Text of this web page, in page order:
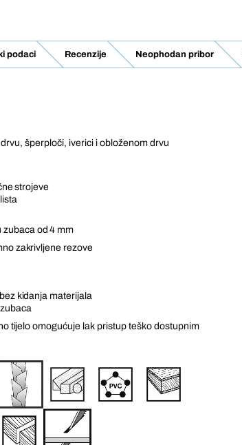
podaci Recenzije Neophodan pribor
šperploči, iverici i obloženom drvu
strojeve
zubaca od 4 mm
zakrivljene rezove
kidanja materijala
tijelo omogućuje lak pristup teško dostupnim